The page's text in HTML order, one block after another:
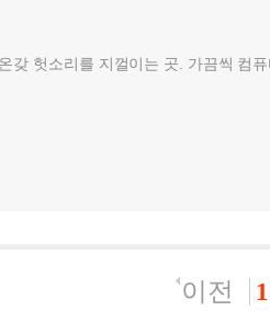
갖 헛소리를 지껄이는 곳. 가끔씩 컴
이전 1